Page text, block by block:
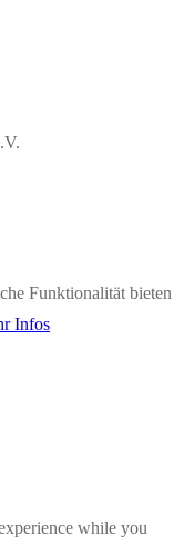
Funktionalität bieten
Infos
while you